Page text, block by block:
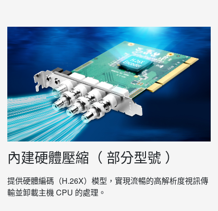
內建硬體壓縮（ 部分型號 ）
提供硬體編碼（H.26X）模型，實現流暢的高解析度視訊傳
輸並卸載主機 CPU 的處理。